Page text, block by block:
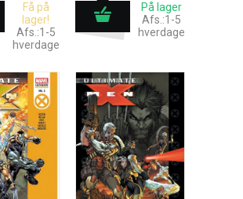
Få på
lager!
Afs.:1-5
hverdage
På lager
Afs.:1-5
hverdage